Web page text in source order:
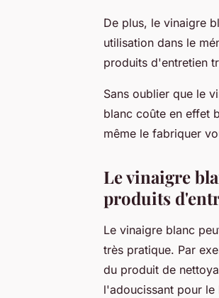
De plus, le vinaigre
utilisation dans le
produits d'entretien
Sans oublier que le
blanc coûte en effet
même le fabriquer
Le vinaigre
produits
Le vinaigre blanc
très pratique. Par
du produit de
l'adoucissant pour le